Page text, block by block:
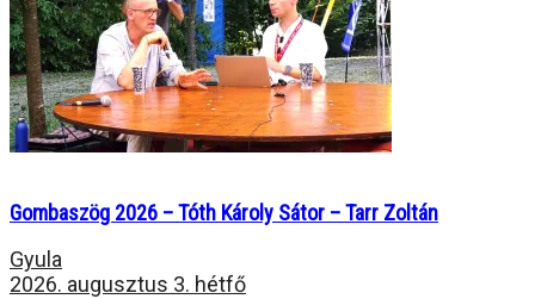
Gombaszög 2026 – Tóth Károly Sátor – Tarr Zoltán
Gyula
2026. augusztus 3. hétfő